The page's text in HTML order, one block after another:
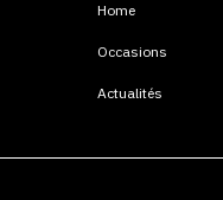
Home
Occasions
Actualités